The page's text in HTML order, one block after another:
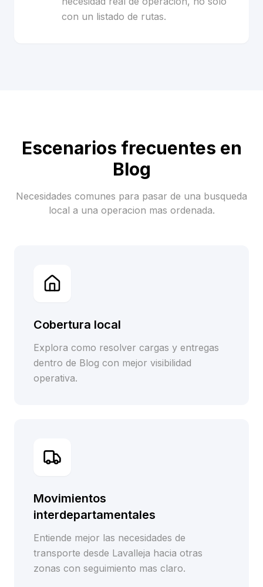
con un listado de rutas.
Escenarios frecuentes en
Blog
Necesidades comunes para pasar de una busqueda
local a una operacion mas ordenada.
Cobertura local
Explora como resolver cargas y entregas
dentro de Blog con mejor visibilidad
operativa.
Movimientos
interdepartamentales
Entiende mejor las necesidades de
transporte desde Lavalleja hacia otras
zonas con seguimiento mas claro.